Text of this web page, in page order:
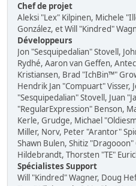
Chef de projet
Aleksi "Lex" Kilpinen, Michele
González, et Will "Kindred"
Développeurs
Jon "Sesquipedalian" Stovell,
Rydhé, Aaron van Geffen,
Kristiansen, Brad "IchBin™"
Hendrik Jan "Compuart" Visser,
"Sesquipedalian" Stovell, Juan
"RegularExpression" Benson,
Kerle, Grudge, Michael
Miller, Norv, Peter "Arantor"
Shawn Bulen, Shitiz
Hildebrandt, Thorsten "TE"
Spécialistes Support
Will "Kindred" Wagner, Doug